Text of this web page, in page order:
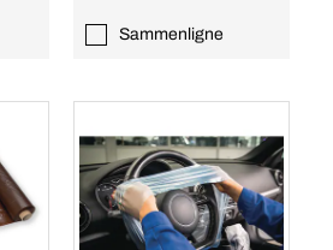
Sammenligne